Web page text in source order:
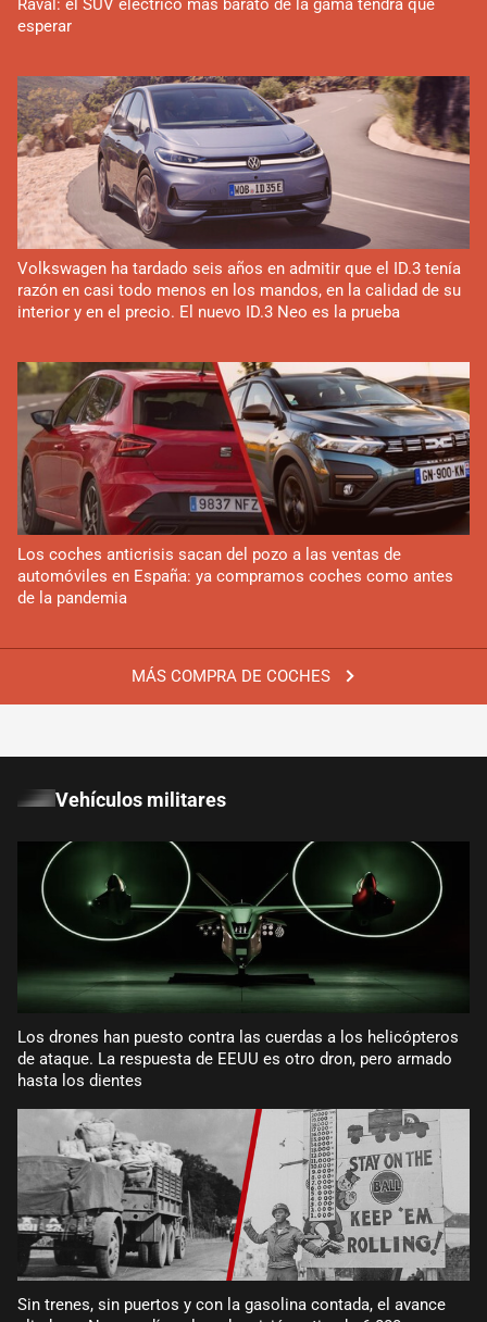
MÁS COMPRA DE COCHES
Raval: el SUV eléctrico más barato de la gama tendrá que
esperar
Volkswagen ha tardado seis años en admitir que el ID.3 tenía
razón en casi todo menos en los mandos, en la calidad de su
interior y en el precio. El nuevo ID.3 Neo es la prueba
Los coches anticrisis sacan del pozo a las ventas de
automóviles en España: ya compramos coches como antes
de la pandemia
Vehículos militares
Los drones han puesto contra las cuerdas a los helicópteros
de ataque. La respuesta de EEUU es otro dron, pero armado
hasta los dientes
Sin trenes, sin puertos y con la gasolina contada, el avance